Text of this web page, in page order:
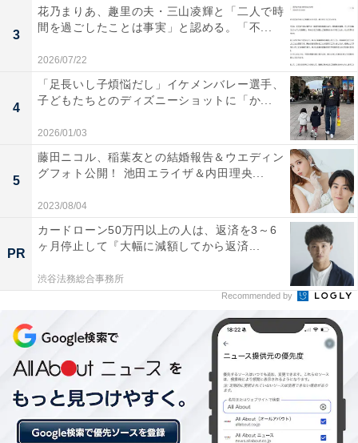
3
花乃まりあ、趣里の夫・三山凌輝と「二人で時
間を過ごしたことは事実」と認める。「不...
2026/07/22
4
「足長いし子煩悩だし」イケメンバレー選手、
子どもたちとのディズニーショットに「か...
2026/01/03
5
藤田ニコル、稲葉友との結婚報告＆ウエディン
グフォト公開！ 池田エライザ＆内田理央...
2023/08/04
PR
カードローン50万円以上の人は、返済を3～6
ヶ月停止して『大幅に減額してから返済...
渋谷法務総合事務所
Recommended by